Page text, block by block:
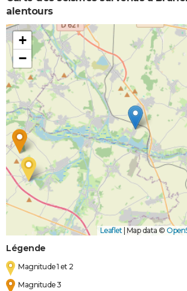
alentours
+
−
Leaflet | Map data ©
Légende
Magnitude 1 et 2
Magnitude 3